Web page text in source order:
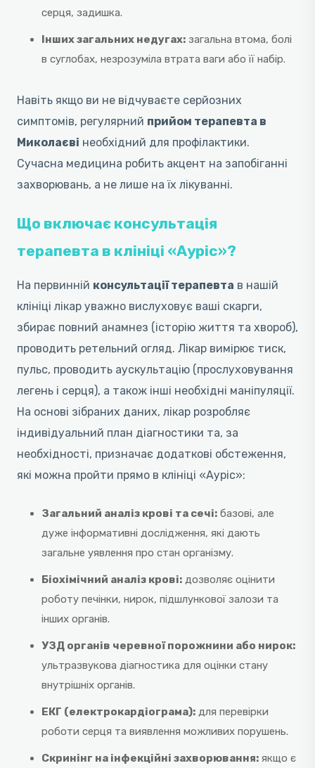
серця, задишка.
Інших загальних недугах: загальна втома, болі
в суглобах, незрозуміла втрата ваги або її набір.
Навіть якщо ви не відчуваєте серйозних
симптомів, регулярний прийом терапевта в
Миколаєві необхідний для профілактики.
Сучасна медицина робить акцент на запобіганні
захворювань, а не лише на їх лікуванні.
Що включає консультація
терапевта в клініці «Ауріс»?
На первинній консультації терапевта в нашій
клініці лікар уважно вислуховує ваші скарги,
збирає повний анамнез (історію життя та хвороб),
проводить ретельний огляд. Лікар вимірює тиск,
пульс, проводить аускультацію (прослуховування
легень і серця), а також інші необхідні маніпуляції.
На основі зібраних даних, лікар розробляє
індивідуальний план діагностики та, за
необхідності, призначає додаткові обстеження,
які можна пройти прямо в клініці «Ауріс»:
Загальний аналіз крові та сечі: базові, але
дуже інформативні дослідження, які дають
загальне уявлення про стан організму.
Біохімічний аналіз крові: дозволяє оцінити
роботу печінки, нирок, підшлункової залози та
інших органів.
УЗД органів черевної порожнини або нирок:
ультразвукова діагностика для оцінки стану
внутрішніх органів.
ЕКГ (електрокардіограма): для перевірки
роботи серця та виявлення можливих порушень.
Скринінг на інфекційні захворювання: якщо є